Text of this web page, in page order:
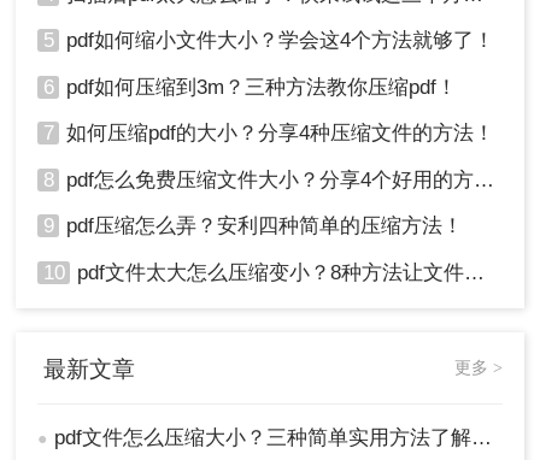
4、使用专业的PDF编辑软件或在线工具来删除或优
化PDF文件的元数据，这包括文件创建日期、作者
信息等。
1、在压缩PDF文件之前，请务必备份原始文件，以
防意外情况发生。
2、在选择压缩工具或设置压缩选项时，请根据自己
的需求进行权衡。过高的压缩级别可能会导致图像
质量严重下降或文件内容失真。
3、压缩后的PDF文件应进行仔细检查，以确保文件
具或手动优化方法，你可以有效地压缩PDF文件大
择哪种方法取决于你的具体需求和可用工具。希望
5 pdf如何缩小文件大小？学会这4个方法就够了！
6 pdf如何压缩到3m？三种方法教你压缩pdf！
7 如何压缩pdf的大小？分享4种压缩文件的方法！
8 pdf怎么免费压缩文件大小？分享4个好用的方法，简单又快捷！
9 pdf压缩怎么弄？安利四种简单的压缩方法！
10 pdf文件太大怎么压缩变小？8种方法让文件轻松"瘦身"！
最新文章 更多 >
● pdf文件怎么压缩大小？三种简单实用方法了解一下！